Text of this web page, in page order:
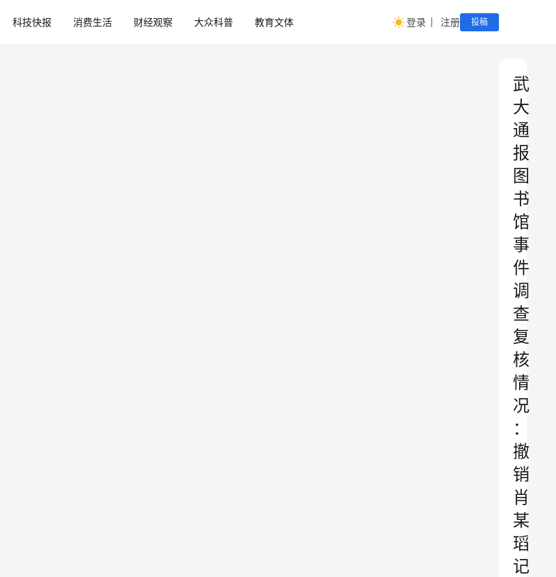
科技快报 消费生活 财经观察 大众科普 教育文体 登录 注册 投稿
武
大
通
报
图
书
馆
事
件
调
查
复
核
情
况
：
撤
销
肖
某
瑫
记